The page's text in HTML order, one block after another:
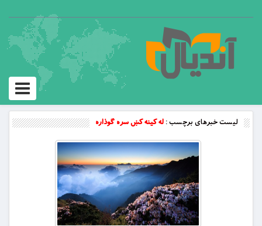
Toggle
لیست خبرهای برچسب :له کینه کښ سره ګوذاره